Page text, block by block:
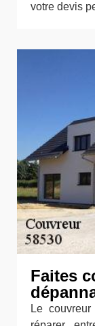
votre devis
Faites
Le